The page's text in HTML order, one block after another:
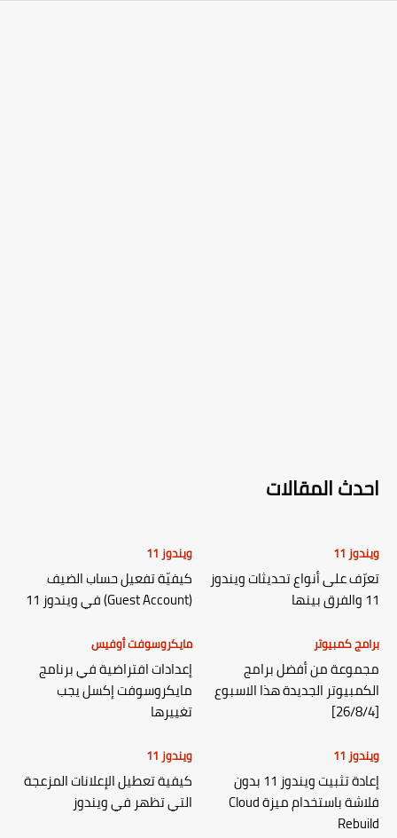
احدث المقالات
ويندوز 11
تعرّف على أنواع تحديثات ويندوز
11 والفرق بينها
ويندوز 11
كيفيّة تفعيل حساب الضيف
(Guest Account) في ويندوز 11
برامج كمبيوتر
مجموعة من أفضل برامج
الكمبيوتر الجديدة هذا الاسبوع
[26/8/4]
مايكروسوفت أوفيس
إعدادات افتراضية في برنامج
مايكروسوفت إكسل يجب
تغييرها
ويندوز 11
إعادة تثبيت ويندوز 11 بدون
فلاشة باستخدام ميزة Cloud
Rebuild
ويندوز 11
كيفية تعطيل الإعلانات المزعجة
التي تظهر في ويندوز